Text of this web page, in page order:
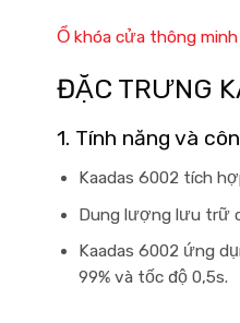
Ổ khóa cửa thông
ĐẶC TRƯNG
1. Tính năng và
Kaadas 6002 tích
Dung lượng lưu trữ
Kaadas 6002 ứng
99% và tốc độ 0,5s.